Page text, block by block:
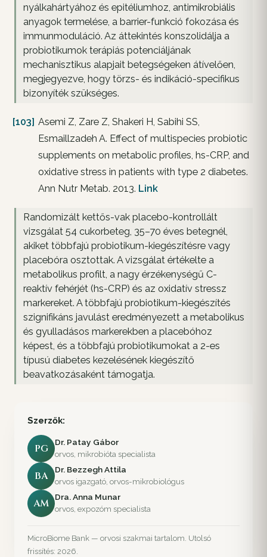
nyálkahártyához és epitéliumhoz, antimikrobiális
anyagok termelése, a barrier-funkció fokozása és
immunmoduláció. Az áttekintés konszolidálja a
probiotikumok terápiás potenciáljának
mechanisztikus alapjait betegségeken átívelően,
megjegyezve, hogy törzs- és indikáció-specifikus
bizonyíték szükséges.
[103] Asemi Z, Zare Z, Shakeri H, Sabihi SS,
Esmaillzadeh A. Effect of multispecies probiotic
supplements on metabolic profiles, hs-CRP, and
oxidative stress in patients with type 2 diabetes.
Ann Nutr Metab. 2013. Link
Randomizált kettős-vak placebo-kontrollált
vizsgálat 54 cukorbeteg, 35–70 éves betegnél,
akiket többfajú probiotikum-kiegészítésre vagy
placebóra osztottak. A vizsgálat értékelte a
metabolikus profilt, a nagy érzékenységű C-
reaktív fehérjét (hs-CRP) és az oxidatív stressz
markereket. A többfajú probiotikum-kiegészítés
szignifikáns javulást eredményezett a metabolikus
és gyulladásos markerekben a placebóhoz
képest, és a többfajú probiotikumokat a 2-es
típusú diabetes kezelésének kiegészítő
beavatkozásaként támogatja.
Szerzők:
PG
Dr. Patay Gábor
orvos, mikrobióta specialista
BA
Dr. Bezzegh Attila
orvos igazgató, orvos-mikrobiológus
AM
Dra. Anna Munar
orvos, expozóm specialista
MicroBiome Bank — orvosi szakmai tartalom. Utolsó
frissítés: 2026.